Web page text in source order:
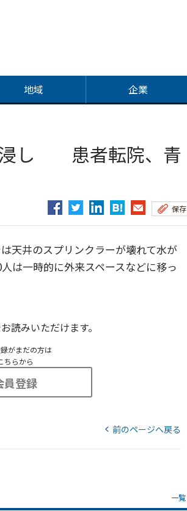
地域 企業
浸し 患者転院、青
保存
天井のスプリンクラーが壊れて水が
は一時的に外来スペースなどに移っ
読みいただけます。
がまだの方は
ちらから
員登録
前のページへ戻る
一覧